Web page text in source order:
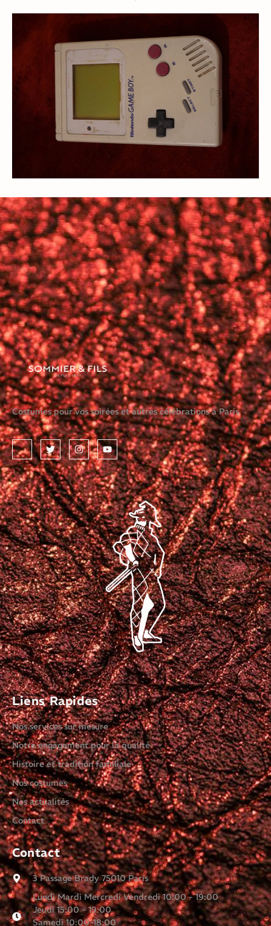
Costumes pour vos soirées et autres célébrations à Paris
Liens Rapides
Nos services sur mesure
Notre engagement pour la qualité
Histoire et tradition familiale
Nos costumes
Nos actualités
Contact
Contact
3 Passage Brady 75010 Paris
Lundi Mardi Mercredi Vendredi 10:00 - 19:00
Jeudi 15:00 - 19:00
Samedi 10:00-18:00